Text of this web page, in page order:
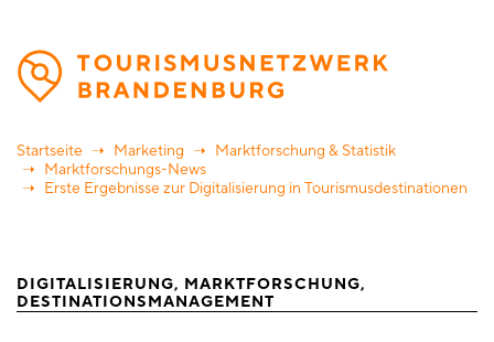
Direkt
zum
Inhalt
Startseite Marketing
Marktforschung & Statistik
Marktforschungs-News
Erste Ergebnisse zur Digitalisierung in Tourismusdestinationen
DIGITALISIERUNG
MARKTFORSCHUNG
DESTINATIONSMANAGEMENT